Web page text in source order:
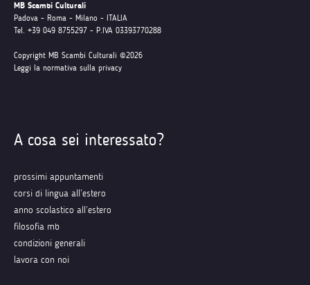
MB Scambi Culturali
Padova - Roma - Milano - ITALIA
Tel. +39 049 8755297 - P.IVA 03393770288
Copyright MB Scambi Culturali ©2026
Leggi la normativa sulla privacy
A cosa sei interessato?
prossimi appuntamenti
corsi di lingua all’estero
anno scolastico all’estero
filosofia mb
condizioni generali
lavora con noi